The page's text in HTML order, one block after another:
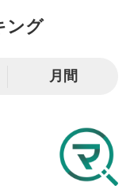
が市場予想を上回
アームなど投資先
ング
月間